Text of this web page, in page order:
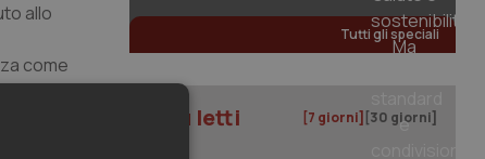
allo
come
Tutti gli speciali
I più letti [7 giorni] [30 giorni]